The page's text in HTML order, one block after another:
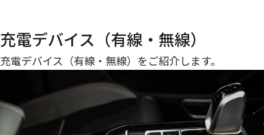
充電デバイス（有線・無線）
充電デバイス（有線・無線）をご紹介します。